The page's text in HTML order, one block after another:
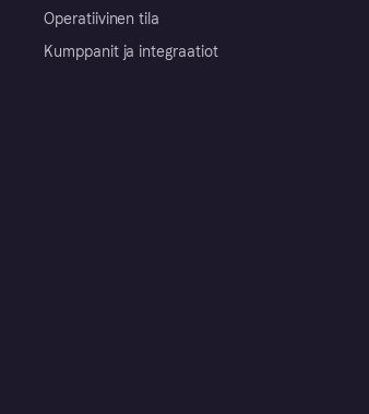
Operatiivinen tila
Kumppanit ja integraatiot